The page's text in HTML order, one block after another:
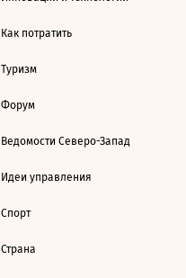
Как потратить
Туризм
Форум
Ведомости Северо-Запад
Идеи управления
Спорт
Страна